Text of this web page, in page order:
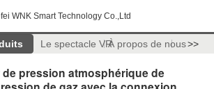
WNK Smart Technology Co.,Ltd
Le spectacle VRÀ propos de nous>>
pression atmosphérique de